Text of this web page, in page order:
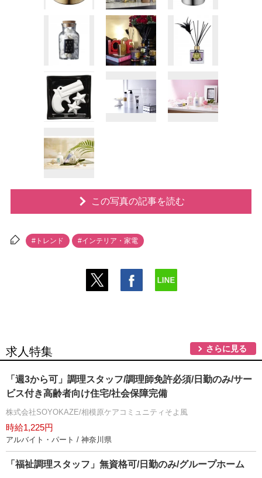
この写真の記事を読む
#トレンド #インテリア・家電
求人特集 さらに見る
「週3から可」調理スタッフ/調理師免許必須/日勤のみ/サー
ビス付き高齢者向け住宅/社会保障完備
株式会社SOYOKAZE/相模原ケアコミュニティそよ風
時給1,225円
アルバイト・パート / 神奈川県
「福祉調理スタッフ」無資格可/日勤のみ/グループホーム